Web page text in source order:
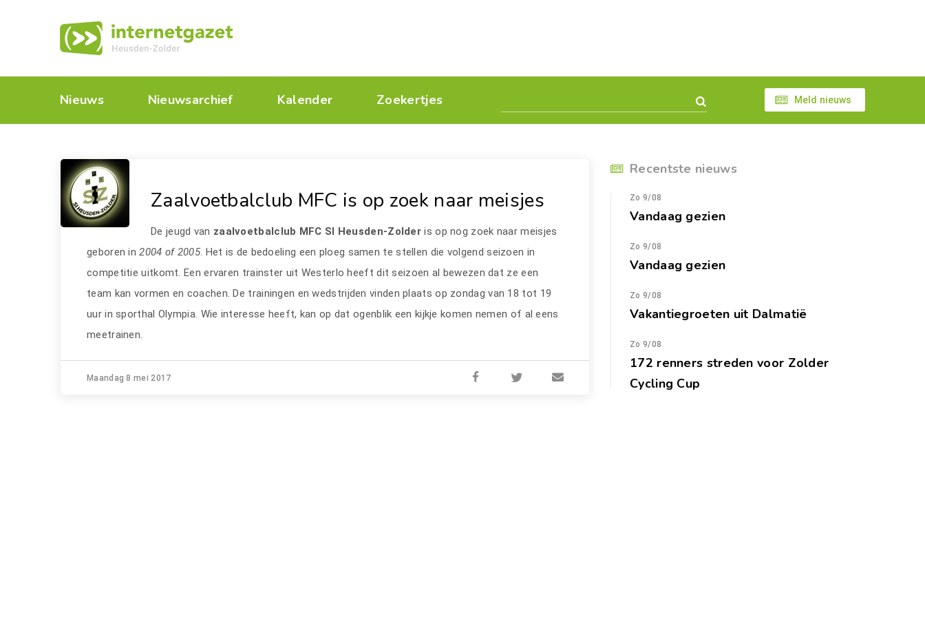
Nieuws Nieuwsarchief Kalender Zoekertjes Meld nieuws
Zaalvoetbalclub MFC is op zoek naar meisjes
De jeugd van zaalvoetbalclub MFC SI Heusden-Zolder is op nog zoek naar meisjes
geboren in2004 of 2005. Het is de bedoeling een ploeg samen te stellen die volgend seizoen in
competitie uitkomt. Een ervaren trainster uit Westerlo heeft dit seizoen al bewezen dat ze een
team kan vormen en coachen. De trainingen en wedstrijden vinden plaats op zondag van 18 tot 19
uur in sporthal Olympia. Wie interesse heeft, kan op dat ogenblik een kijkje komen nemen of al eens
meetrainen.
Maandag 8 mei 2017
Recentste nieuws
Zo 9/08
Vandaag gezien
Zo 9/08
Vandaag gezien
Zo 9/08
Vakantiegroeten uit Dalmatië
Zo 9/08
172 renners streden voor Zolder
Cycling Cup